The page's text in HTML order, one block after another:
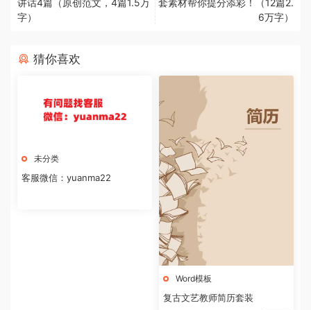
字）
6万字）
猜你喜欢
未分类
客服微信：yuanma22
Word模板
复古文艺教师简历套装